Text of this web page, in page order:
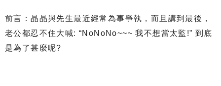
前言：晶晶與先生最近經常為事爭執，而且講到最後，
老公都忍不住大喊: “NoNoNo~~~ 我不想當太監!” 到底
是為了甚麼呢?